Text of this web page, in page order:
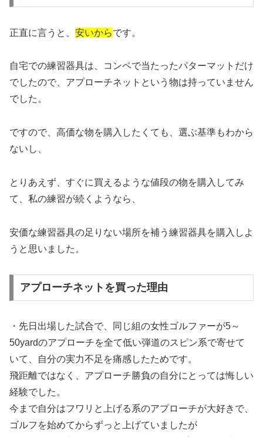
正直に言うと、 安いからです。
自宅での練習器具は、コンペで当たったパターマットだけ
でしたので、アプローチネットという物は持っていません
でした。
ですので、高価な物を購入したくても、選ぶ基準もわから
ないし、
とりあえず、すぐに買えるような値段の物を購入してみ
て、私の練習が続くようなら、
安価な練習器具の足りない場所を補う練習器具を購入しよ
うと思いました。
アプローチネットを買った理由
・先日出場した試合で、同じ組の女性ゴルファーが5～
50yardのアプローチを全て低い弾道のスピン系で寄せて
いて、自分の実力不足を痛感したためです。
飛距離ではなく、アプローチ勝負の自分にとっては悔しい
経験でした。
今まで自分はフワリと上げる系のアプローチが大好きで、
ゴルフを始めてからずっと上げていましたが